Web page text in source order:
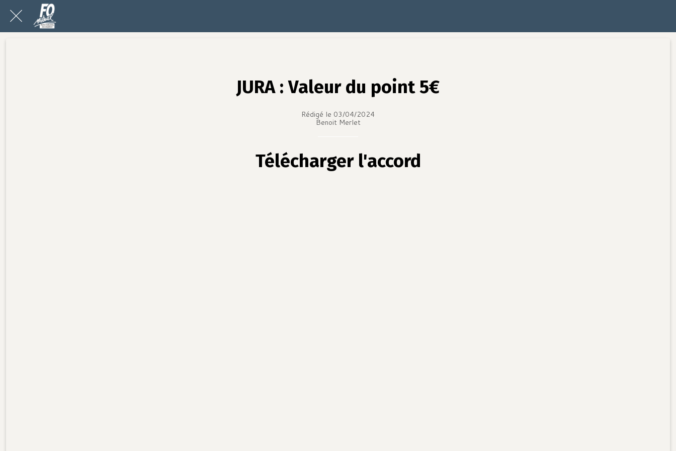
JURA : Valeur du point 5€
Rédigé le 03/04/2024
Benoit Merlet
Télécharger l'accord